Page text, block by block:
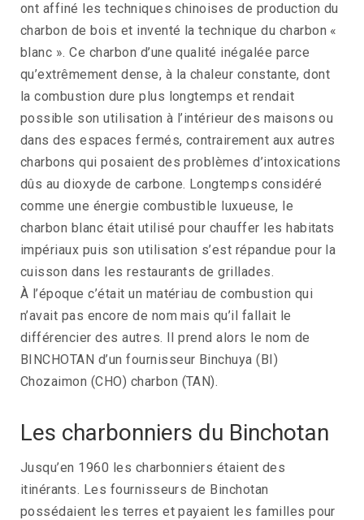
ont affiné les techniques chinoises de production du
charbon de bois et inventé la technique du charbon «
blanc ». Ce charbon d’une qualité inégalée parce
qu’extrêmement dense, à la chaleur constante, dont
la combustion dure plus longtemps et rendait
possible son utilisation à l’intérieur des maisons ou
dans des espaces fermés, contrairement aux autres
charbons qui posaient des problèmes d’intoxications
dûs au dioxyde de carbone. Longtemps considéré
comme une énergie combustible luxueuse, le
charbon blanc était utilisé pour chauffer les habitats
impériaux puis son utilisation s’est répandue pour la
cuisson dans les restaurants de grillades.
À l’époque c’était un matériau de combustion qui
n’avait pas encore de nom mais qu’il fallait le
différencier des autres. Il prend alors le nom de
BINCHOTAN d’un fournisseur Binchuya (BI)
Chozaimon (CHO) charbon (TAN).
Les charbonniers du Binchotan
Jusqu’en 1960 les charbonniers étaient des
itinérants. Les fournisseurs de Binchotan
possédaient les terres et payaient les familles pour